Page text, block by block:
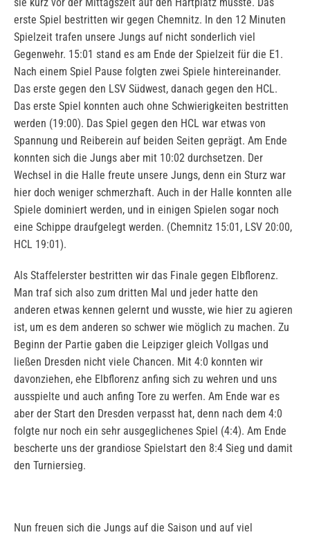
erste Spiel bestritten wir gegen Chemnitz. In den 12 Minuten
Spielzeit trafen unsere Jungs auf nicht sonderlich viel
Gegenwehr. 15:01 stand es am Ende der Spielzeit für die E1.
Nach einem Spiel Pause folgten zwei Spiele hintereinander.
Das erste gegen den LSV Südwest, danach gegen den HCL.
Das erste Spiel konnten auch ohne Schwierigkeiten bestritten
werden (19:00). Das Spiel gegen den HCL war etwas von
Spannung und Reiberein auf beiden Seiten geprägt. Am Ende
konnten sich die Jungs aber mit 10:02 durchsetzen. Der
Wechsel in die Halle freute unsere Jungs, denn ein Sturz war
hier doch weniger schmerzhaft. Auch in der Halle konnten alle
Spiele dominiert werden, und in einigen Spielen sogar noch
eine Schippe draufgelegt werden. (Chemnitz 15:01, LSV 20:00,
HCL 19:01).
Als Staffelerster bestritten wir das Finale gegen Elbflorenz.
Man traf sich also zum dritten Mal und jeder hatte den
anderen etwas kennen gelernt und wusste, wie hier zu agieren
ist, um es dem anderen so schwer wie möglich zu machen. Zu
Beginn der Partie gaben die Leipziger gleich Vollgas und
ließen Dresden nicht viele Chancen. Mit 4:0 konnten wir
davonziehen, ehe Elbflorenz anfing sich zu wehren und uns
ausspielte und auch anfing Tore zu werfen. Am Ende war es
aber der Start den Dresden verpasst hat, denn nach dem 4:0
folgte nur noch ein sehr ausgeglichenes Spiel (4:4). Am Ende
bescherte uns der grandiose Spielstart den 8:4 Sieg und damit
den Turniersieg.
Nun freuen sich die Jungs auf die Saison und auf viel